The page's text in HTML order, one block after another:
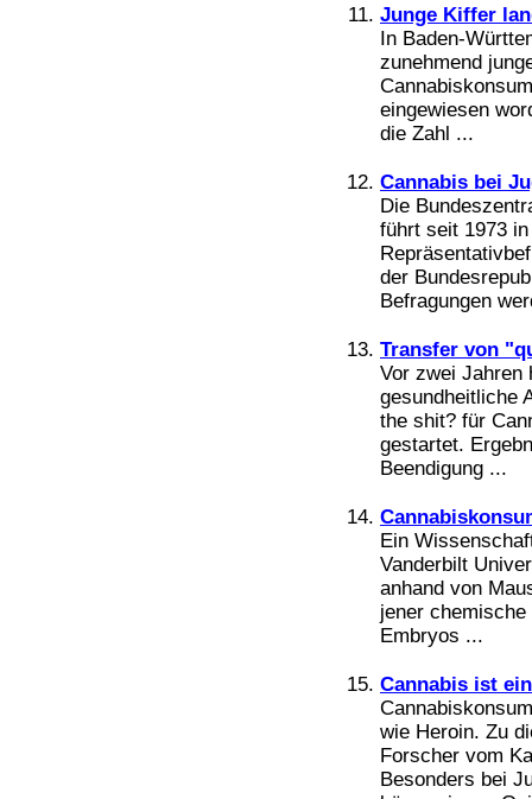
Junge Kiffer
In Baden-
zunehmend
eingewiesen
die Zahl ...
Cannabis bei
Die
führt seit 1973
der
Befragungen
Transfer von
Vor zwei Jahren
gesundheitliche
the shit? für
gestartet.
Beendigung ...
Ein
Vanderbilt
anhand von
jener
Embryos ...
Cannabis ist
wie Heroin. Zu
Forscher vom
Besonders bei